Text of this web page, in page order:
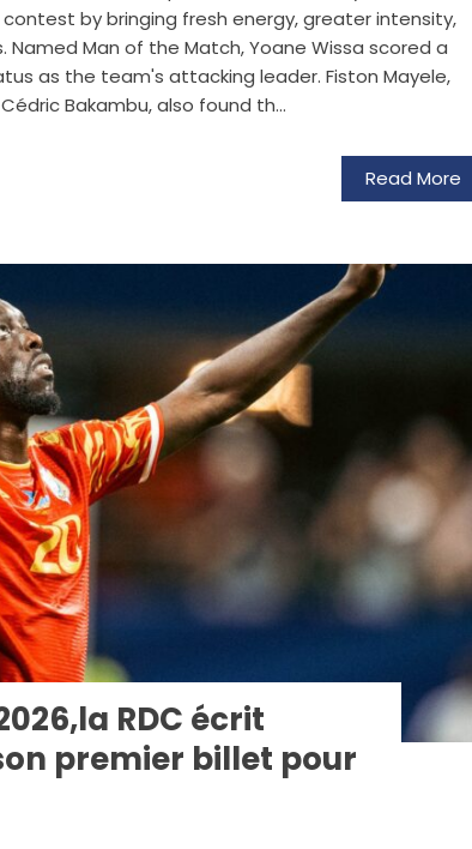
by bringing fresh energy, greater intensity,
Man of the Match, Yoane Wissa scored a
as the team's attacking leader. Fiston Mayele,
Bakambu, also found th...
Read More
RDC écrit
premier billet pour